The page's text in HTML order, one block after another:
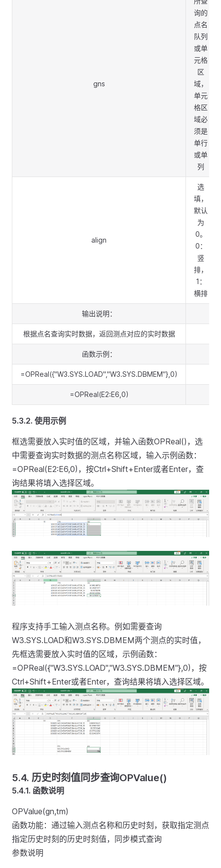
gns
询的
点名
队列
或单
元格
区
域，
单元
格区
域必
须是
单行
或单
列
align
选
填，
默认
为
0。
0：
竖
排，
1：
横排
输出说明：
根据点名查询实时数据，返回测点对应的实时数据
函数示例：
=OPReal({"W3.SYS.LOAD","W3.SYS.DBMEM"},0)
=OPReal(E2:E6,0)
5.3.2. 使用示例
框选需要放入实时值的区域，并输入函数OPReal()，选
中需要查询实时数据的测点名称区域，输入示例函数：
=OPReal(E2:E6,0)，按Ctrl+Shift+Enter或者Enter，查
询结果将填入选择区域。
程序支持手工输入测点名称。例如需要查询
W3.SYS.LOAD和W3.SYS.DBMEM两个测点的实时值，
先框选需要放入实时值的区域，示例函数：
=OPReal({"W3.SYS.LOAD","W3.SYS.DBMEM"},0)，按
Ctrl+Shift+Enter或者Enter，查询结果将填入选择区域。
5.4. 历史时刻值同步查询OPValue()
5.4.1. 函数说明
OPValue(gn,tm)
函数功能：通过输入测点名称和历史时刻，获取指定测点
指定历史时刻的历史时刻值，同步模式查询
参数说明